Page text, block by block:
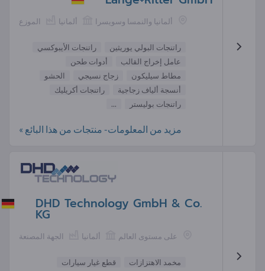
الموزع ألمانيا ألمانيا والنمسا وسويسرا
راتنجات البولي يوريثين
راتنجات الأيبوكسي
عامل إخراج القالب
أدوات طحن
مطاط سيليكون
زجاج نسيجي
الحشو
أنسجة ألياف زجاجية
راتنجات أكريليك
راتنجات بوليستر
...
مزيد من المعلومات- منتجات من هذا البائع »
DHD Technology GmbH & Co.
KG
الجهة المصنعة ألمانيا على مستوى العالم
مخمد الاهتزازات
قطع غيار سيارات